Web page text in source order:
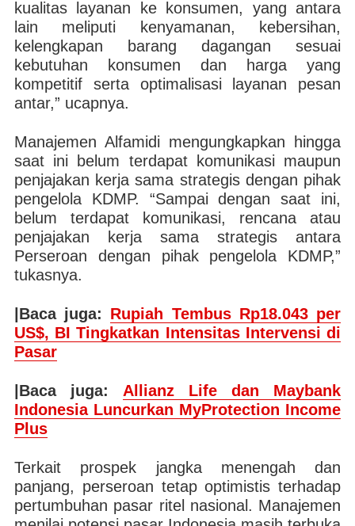
kualitas layanan ke konsumen, yang antara
lain meliputi kenyamanan, kebersihan,
kelengkapan barang dagangan sesuai
kebutuhan konsumen dan harga yang
kompetitif serta optimalisasi layanan pesan
antar,” ucapnya.
Manajemen Alfamidi mengungkapkan hingga
saat ini belum terdapat komunikasi maupun
penjajakan kerja sama strategis dengan pihak
pengelola KDMP. “Sampai dengan saat ini,
belum terdapat komunikasi, rencana atau
penjajakan kerja sama strategis antara
Perseroan dengan pihak pengelola KDMP,”
tukasnya.
|Baca juga: Rupiah Tembus Rp18.043 per
US$, BI Tingkatkan Intensitas Intervensi di
Pasar
|Baca juga: Allianz Life dan Maybank
Indonesia Luncurkan MyProtection Income
Plus
Terkait prospek jangka menengah dan
panjang, perseroan tetap optimistis terhadap
pertumbuhan pasar ritel nasional. Manajemen